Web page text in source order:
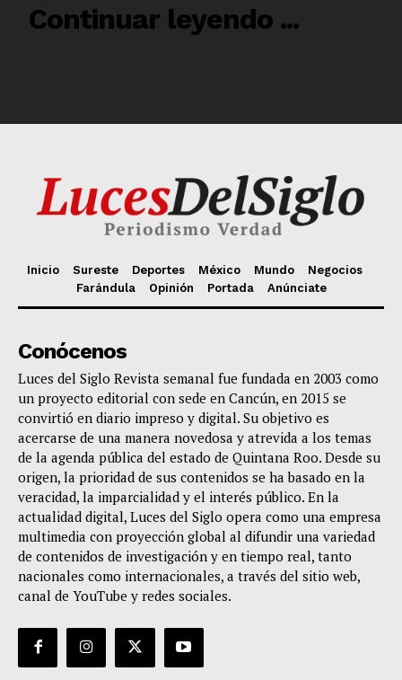
Inicio Sureste Deportes México Mundo
Negocios
Farándula
Opinión Portada Anúnciate
Conócenos
Luces del Siglo Revista semanal fue fundada en 2003 como
un proyecto editorial con sede en Cancún, en 2015 se
convirtió en diario impreso y digital. Su objetivo es
acercarse de una manera novedosa y atrevida a los temas
de la agenda pública del estado de Quintana Roo. Desde su
origen, la prioridad de sus contenidos se ha basado en la
veracidad, la imparcialidad y el interés público. En la
actualidad digital, Luces del Siglo opera como una empresa
multimedia con proyección global al difundir una variedad
de contenidos de investigación y en tiempo real, tanto
nacionales como internacionales, a través del sitio web,
canal de YouTube y redes sociales.